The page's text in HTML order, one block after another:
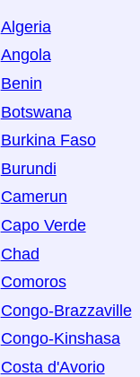
Algeria
Angola
Benin
Botswana
Burkina Faso
Burundi
Camerun
Capo Verde
Chad
Comoros
Congo-Brazzaville
Congo-Kinshasa
Costa d'Avorio